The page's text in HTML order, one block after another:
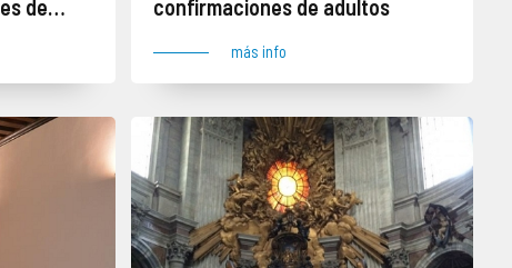
de
confirmaciones de adultos
más info